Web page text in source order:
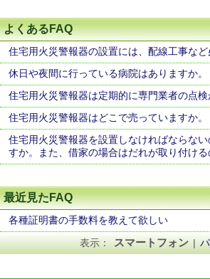
よくあるFAQ
住宅用火災警報器の設置には、配線工事など
休日や夜間に行っている病院はありますか。
住宅用火災警報器は定期的に専門業者の点検
住宅用火災警報器はどこで売っていますか。
住宅用火災警報器を設置しなければならな
すか。また、借家の場合はだれが取り付け
最近見たFAQ
各種証明書の手数料を教えて欲しい
表示： スマートフォン |